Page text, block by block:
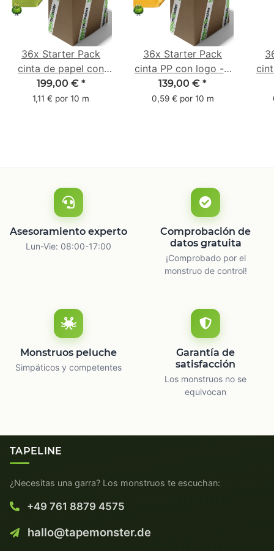
36x Starter Pack
cinta de papel con
logo - 1 color - 50
mm x 50 m - caucho
199,00 € *
1,11 € por 10 m
36x Starter Pack
cinta PP con logo - 1
color - 48 mm x 66 m
139,00 € *
0,59 € por 10 m
m
Asesoramiento experto
Lun-Vie: 08:00-17:00
Comprobación de
datos gratuita
¡Comprobado por el
monstruo de control!
Monstruos peluche
Simpáticos y competentes
Garantía de
satisfacción
Los monstruos no se
equivocan
TAPELINE
¿Necesitas una garra? Los monstruos te escuchan:
+49 761 8879 4575
hallo@tapemonster.de